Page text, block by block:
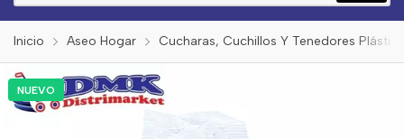
Inicio Aseo Hogar Cucharas, Cuchillos Y Tenedores
NUEVO